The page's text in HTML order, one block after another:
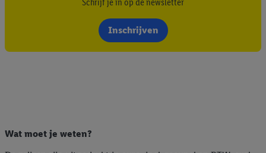
Inschrijven
Wat moet je weten?